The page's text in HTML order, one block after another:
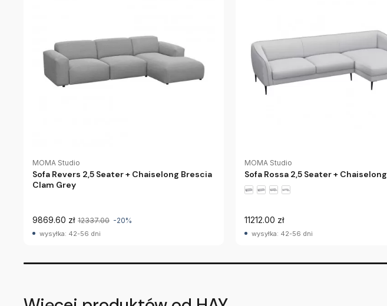
MOMA Studio
Sofa Revers 2,5 Seater + Chaiselong Brescia
Clam Grey
9869.60 zł 12337.00 -20%
wysyłka: 42-56 dni
MOMA Studio
Sofa Rossa 2,5 Seater + Chaiselong
11212.00 zł
wysyłka: 42-56 dni